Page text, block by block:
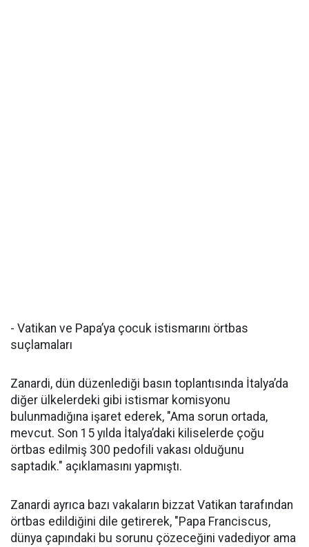
- Vatikan ve Papa’ya çocuk istismarını örtbas
suçlamaları
Zanardi, dün düzenlediği basın toplantısında İtalya’da
diğer ülkelerdeki gibi istismar komisyonu
bulunmadığına işaret ederek, "Ama sorun ortada,
mevcut. Son 15 yılda İtalya’daki kiliselerde çoğu
örtbas edilmiş 300 pedofili vakası olduğunu
saptadık." açıklamasını yapmıştı.
Zanardi ayrıca bazı vakaların bizzat Vatikan tarafından
örtbas edildiğini dile getirerek, "Papa Franciscus,
dünya çapındaki bu sorunu çözeceğini vadediyor ama